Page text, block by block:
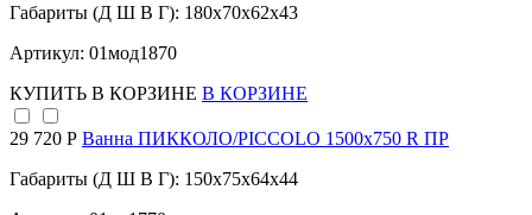
Габариты (Д Ш В Г): 180x70x62x43
Артикул: 01мод1870
КУПИТЬ В КОРЗИНЕ В КОРЗИНЕ
29 720 Р Ванна ПИККОЛО/PICCOLO 1500х750 R ПР
Габариты (Д Ш В Г): 150x75x64x44